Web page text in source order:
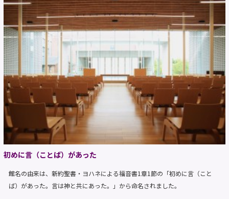
初めに言（ことば）があった
館名の由来は、新約聖書・ヨハネによる福音書1章1節の「初めに言（こと
ば）があった。言は神と共にあった。」から命名されました。